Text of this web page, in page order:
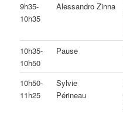
9h35-
10h35
Alessandro Zinna
10h35-
10h50
Pause
10h50-
11h25
Sylvie
Périneau